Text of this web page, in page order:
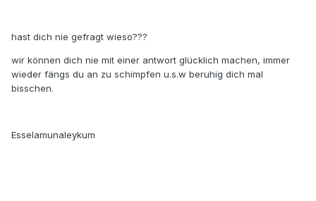
hast dich nie gefragt wieso???
wir können dich nie mit einer antwort glücklich machen, immer
wieder fängs du an zu schimpfen u.s.w beruhig dich mal
bisschen.
Esselamunaleykum